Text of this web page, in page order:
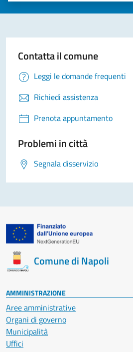
Contatta il comune
Leggi le domande frequenti
Richiedi assistenza
Prenota appuntamento
Problemi in città
Segnala disservizio
Comune di Napoli
AMMINISTRAZIONE
Aree amministrative
Organi di governo
Municipalità
Uffici